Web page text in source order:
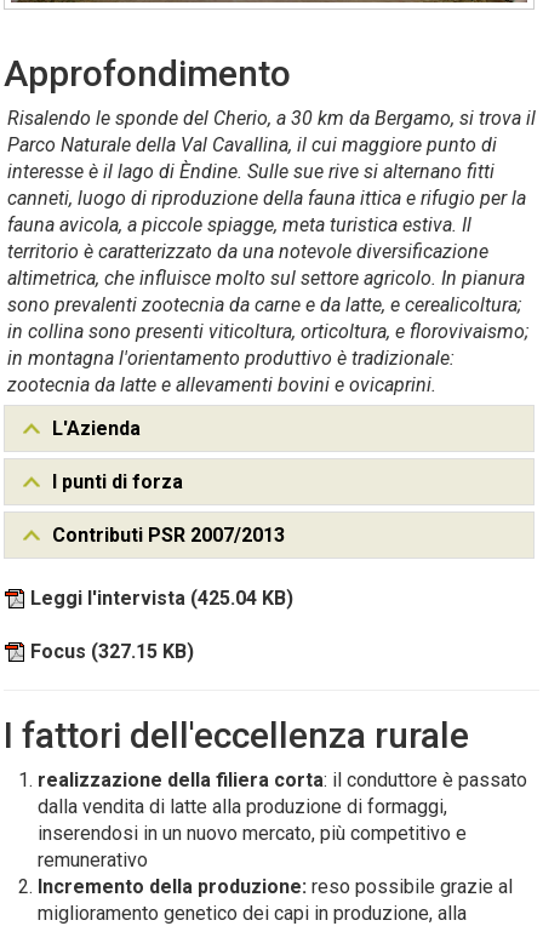
Approfondimento
Risalendo le sponde del Cherio, a 30 km da Bergamo, si trova il
Parco Naturale della Val Cavallina, il cui maggiore punto di
interesse è il lago di Èndine. Sulle sue rive si alternano fitti
canneti, luogo di riproduzione della fauna ittica e rifugio per la
fauna avicola, a piccole spiagge, meta turistica estiva. Il
territorio è caratterizzato da una notevole diversificazione
altimetrica, che influisce molto sul settore agricolo. In pianura
sono prevalenti zootecnia da carne e da latte, e cerealicoltura;
in collina sono presenti viticoltura, orticoltura, e florovivaismo;
in montagna l'orientamento produttivo è tradizionale:
zootecnia da latte e allevamenti bovini e ovicaprini.
L'Azienda
I punti di forza
Contributi PSR 2007/2013
Leggi l'intervista (425.04 KB)
Focus (327.15 KB)
I fattori dell'eccellenza rurale
realizzazione della filiera corta: il conduttore è passato
dalla vendita di latte alla produzione di formaggi,
inserendosi in un nuovo mercato, più competitivo e
remunerativo
Incremento della produzione: reso possibile grazie al
miglioramento genetico dei capi in produzione, alla